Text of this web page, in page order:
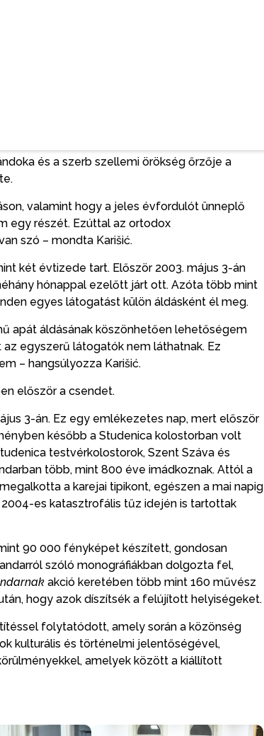
önöket ezen a történelmi utazáson,
hit örök szimbóluma. Kevesen léphetnek
akik szemükkel és szívükkel képesek átérezni
és a szerb szellemi örökség őrzője a
valamint hogy a jeles évfordulót ünneplő
egy részét. Ezúttal az ortodox
szó – mondta Karišić.
két évtizede tart. Először 2003. május 3-án
hónappal ezelőtt járt ott. Azóta több mint
egyes látogatást külön áldásként él meg.
apát áldásának köszönhetően lehetőségem
egyszerű látogatók nem láthatnak. Ez
– hangsúlyozza Karišić.
először a csendet.
3-án. Ez egy emlékezetes nap, mert először
később a Studenica kolostorban volt
testvérkolostorok, Szent Száva és
több, mint 800 éve imádkoznak. Attól a
a karejai tipikont, egészen a mai napig
es katasztrofális tűz idején is tartottak
90 000 fényképet készített, gondosan
szóló monográfiákban dolgozta fel,
akció keretében több mint 160 művész
hogy azok díszítsék a felújított helyiségeket.
folytatódott, amely során a közönség
kulturális és történelmi jelentőségével,
amelyek között a kiállított